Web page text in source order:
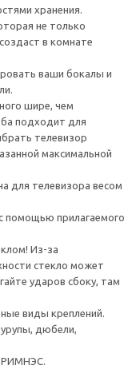
хранения.
не только
в комнате
ваши бокалы и
шире, чем
подходит для
телевизор
максимальной
для телевизора весом
помощью прилагаемого
Из-за
стекло может
ударов сбоку, там
виды креплений.
дюбели,